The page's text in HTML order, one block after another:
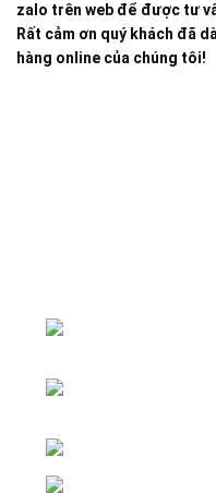
zalo trên web để được tư
Rất cảm ơn quý khách đã
hàng online của chúng tôi!